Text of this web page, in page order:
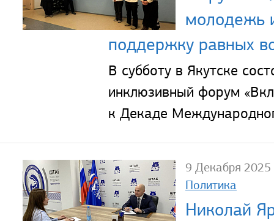
молодежь
поддержку равных
В субботу в Якутске
инклюзивный форум
к Декаде
9 Декабря 2025
Политика
Николай